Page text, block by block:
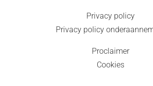
Privacy policy
Privacy policy
Proclaimer
Cookies